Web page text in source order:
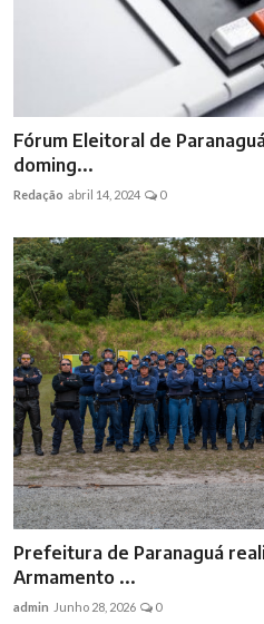
Fórum Eleitoral de
doming...
Redação abril 14, 2024 0
Prefeitura de Paranaguá
Armamento ...
admin Junho 28, 2026 0